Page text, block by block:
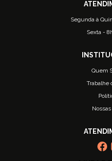
Segunda à
Sexta -
Quem
Trabalhe